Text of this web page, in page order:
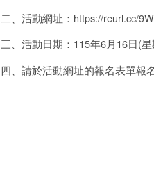
二、活動網址：https://reurl.cc/
三、活動日期：115年6月16日(星
四、請於活動網址的報名表單報